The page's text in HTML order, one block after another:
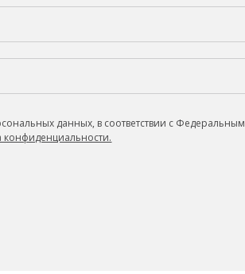
данных, в соответствии с Федеральным
конфиденциальности.